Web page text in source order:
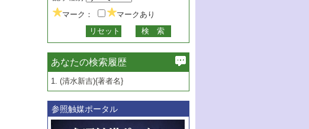
マーク：
マークあり
あなたの検索履歴
1. (清水新吉){著者名}
参照触媒ポータル